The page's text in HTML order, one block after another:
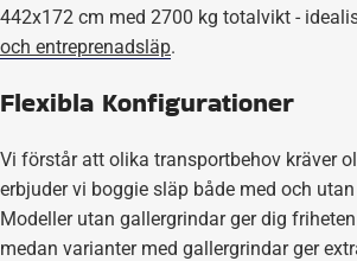
442x172 cm med 2700 kg totalvikt -
och entreprenadsläp.
Flexibla Konfigurationer
Vi förstår att olika transportbehov kräver
erbjuder vi boggie släp både med och
Modeller utan gallergrindar ger dig
medan varianter med gallergrindar ger